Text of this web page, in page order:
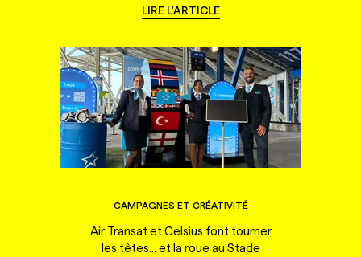
LIRE L'ARTICLE
CAMPAGNES ET CRÉATIVITÉ
Air Transat et Celsius font tourner
les têtes... et la roue au Stade